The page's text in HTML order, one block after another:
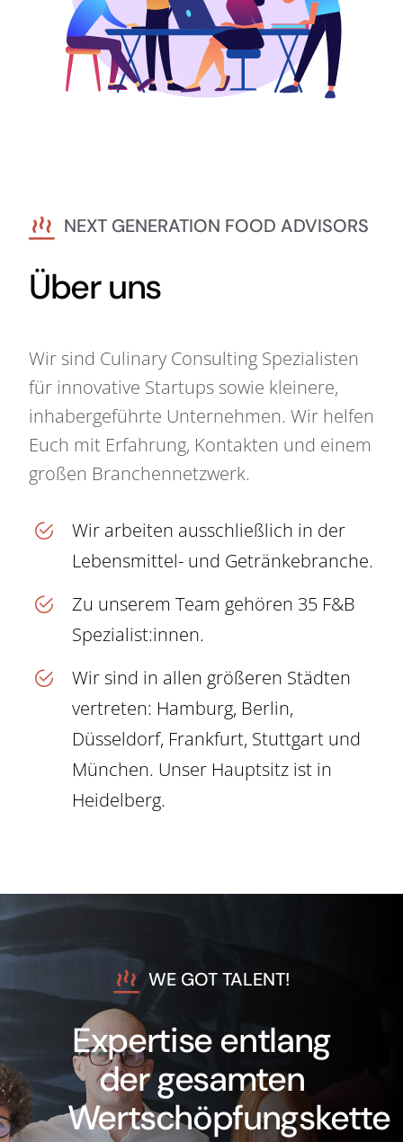
NEXT GENERATION FOOD ADVISORS
Über uns
Wir sind Culinary Consulting Spezialisten
für innovative Startups sowie kleinere,
inhabergeführte Unternehmen. Wir helfen
Euch mit Erfahrung, Kontakten und einem
großen Branchennetzwerk.
Wir arbeiten ausschließlich in der
Lebensmittel- und Getränkebranche.
Zu unserem Team gehören 35 F&B
Spezialist:innen.
Wir sind in allen größeren Städten
vertreten: Hamburg, Berlin,
Düsseldorf, Frankfurt, Stuttgart und
München. Unser Hauptsitz ist in
Heidelberg.
WE GOT TALENT!
Expertise entlang
der gesamten
Wertschöpfungskette